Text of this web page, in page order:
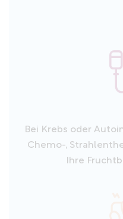
Bei Krebs oder
Chemo-,
Ihre